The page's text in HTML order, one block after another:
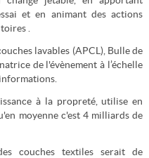
et en animant des actions
.
lavables (APCL), Bulle de
de l'évènement à l’échelle
à la propreté, utilise en
moyenne c'est 4 milliards de
couches textiles serait de